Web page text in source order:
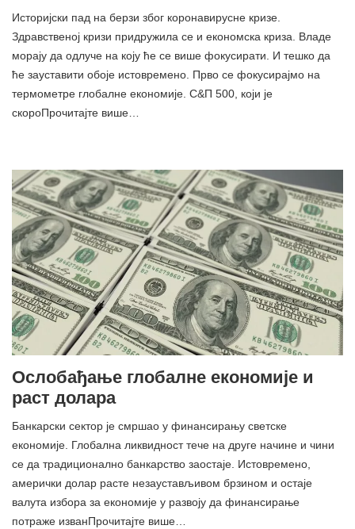
Историјски пад на берзи због коронавирусне кризе.
Здравственој кризи придружила се и економска криза. Владе
морају да одлуче на коју ће се више фокусирати. И тешко да
ће зауставити обоје истовремено. Прво се фокусирајмо на
термометре глобалне економије. С&П 500, који је
скороПрочитајте више…
Ослобађање глобалне економије и
раст долара
Банкарски сектор је смршао у финансирању светске
економије. Глобална ликвидност тече на друге начине и чини
се да традиционално банкарство заостаје. Истовремено,
амерички долар расте незаустављивом брзином и остаје
валута избора за економије у развоју да финансирање
потраже изванПрочитајте више…